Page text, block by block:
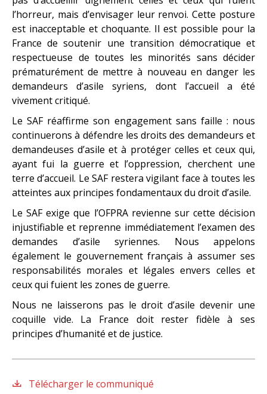
l’horreur, mais d’envisager leur renvoi. Cette posture
est inacceptable et choquante. Il est possible pour la
France de soutenir une transition démocratique et
respectueuse de toutes les minorités sans décider
prématurément de mettre à nouveau en danger les
demandeurs d’asile syriens, dont l’accueil a été
vivement critiqué.
Le SAF réaffirme son engagement sans faille : nous
continuerons à défendre les droits des demandeurs et
demandeuses d’asile et à protéger celles et ceux qui,
ayant fui la guerre et l’oppression, cherchent une
terre d’accueil. Le SAF restera vigilant face à toutes les
atteintes aux principes fondamentaux du droit d’asile.
Le SAF exige que l’OFPRA revienne sur cette décision
injustifiable et reprenne immédiatement l’examen des
demandes d’asile syriennes. Nous appelons
également le gouvernement français à assumer ses
responsabilités morales et légales envers celles et
ceux qui fuient les zones de guerre.
Nous ne laisserons pas le droit d’asile devenir une
coquille vide. La France doit rester fidèle à ses
principes d’humanité et de justice.
Télécharger le communiqué